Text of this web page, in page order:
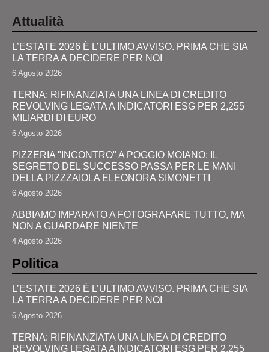
Attualità
L’ESTATE 2026 È L’ULTIMO AVVISO. PRIMA CHE SIA
LA TERRA A DECIDERE PER NOI
6 Agosto 2026
TERNA: RIFINANZIATA UNA LINEA DI CREDITO
REVOLVING LEGATA A INDICATORI ESG PER 2,255
MILIARDI DI EURO
6 Agosto 2026
PIZZERIA "INCONTRO" A POGGIO MOIANO: IL
SEGRETO DEL SUCCESSO PASSA PER LE MANI
DELLA PIZZZAIOLA ELEONORA SIMONETTI
6 Agosto 2026
ABBIAMO IMPARATO A FOTOGRAFARE TUTTO, MA
NON A GUARDARE NIENTE
4 Agosto 2026
Politica
L’ESTATE 2026 È L’ULTIMO AVVISO. PRIMA CHE SIA
LA TERRA A DECIDERE PER NOI
6 Agosto 2026
TERNA: RIFINANZIATA UNA LINEA DI CREDITO
REVOLVING LEGATA A INDICATORI ESG PER 2,255